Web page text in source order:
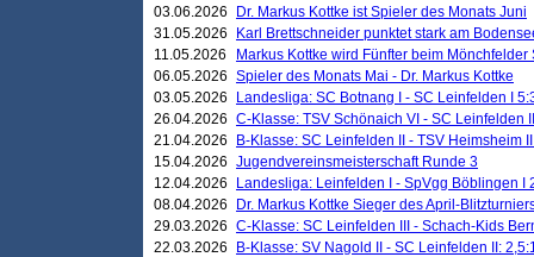
03.06.2026
Dr. Markus Kottke ist Spieler des Monats Juni
31.05.2026
Karl Brettschneider punktet stark am
11.05.2026
Markus Kottke wird Fünfter beim
06.05.2026 Spieler des Monats Mai - Dr. Markus Kottke
03.05.2026
Landesliga: SC Botnang I - SC Leinfelden I
26.04.2026 C-Klasse: TSV Schönaich VI - SC Leinfelden
21.04.2026
B-Klasse: SC Leinfelden II - TSV Heimsheim
15.04.2026 Jugendvereinsmeisterschaft Runde 3
12.04.2026
Landesliga: Leinfelden I - SpVgg Böblingen I
08.04.2026
Dr. Markus Kottke Sieger des April-
29.03.2026 C-Klasse: SC Leinfelden III - Schach-Kids
22.03.2026
B-Klasse: SV Nagold II - SC Leinfelden II: